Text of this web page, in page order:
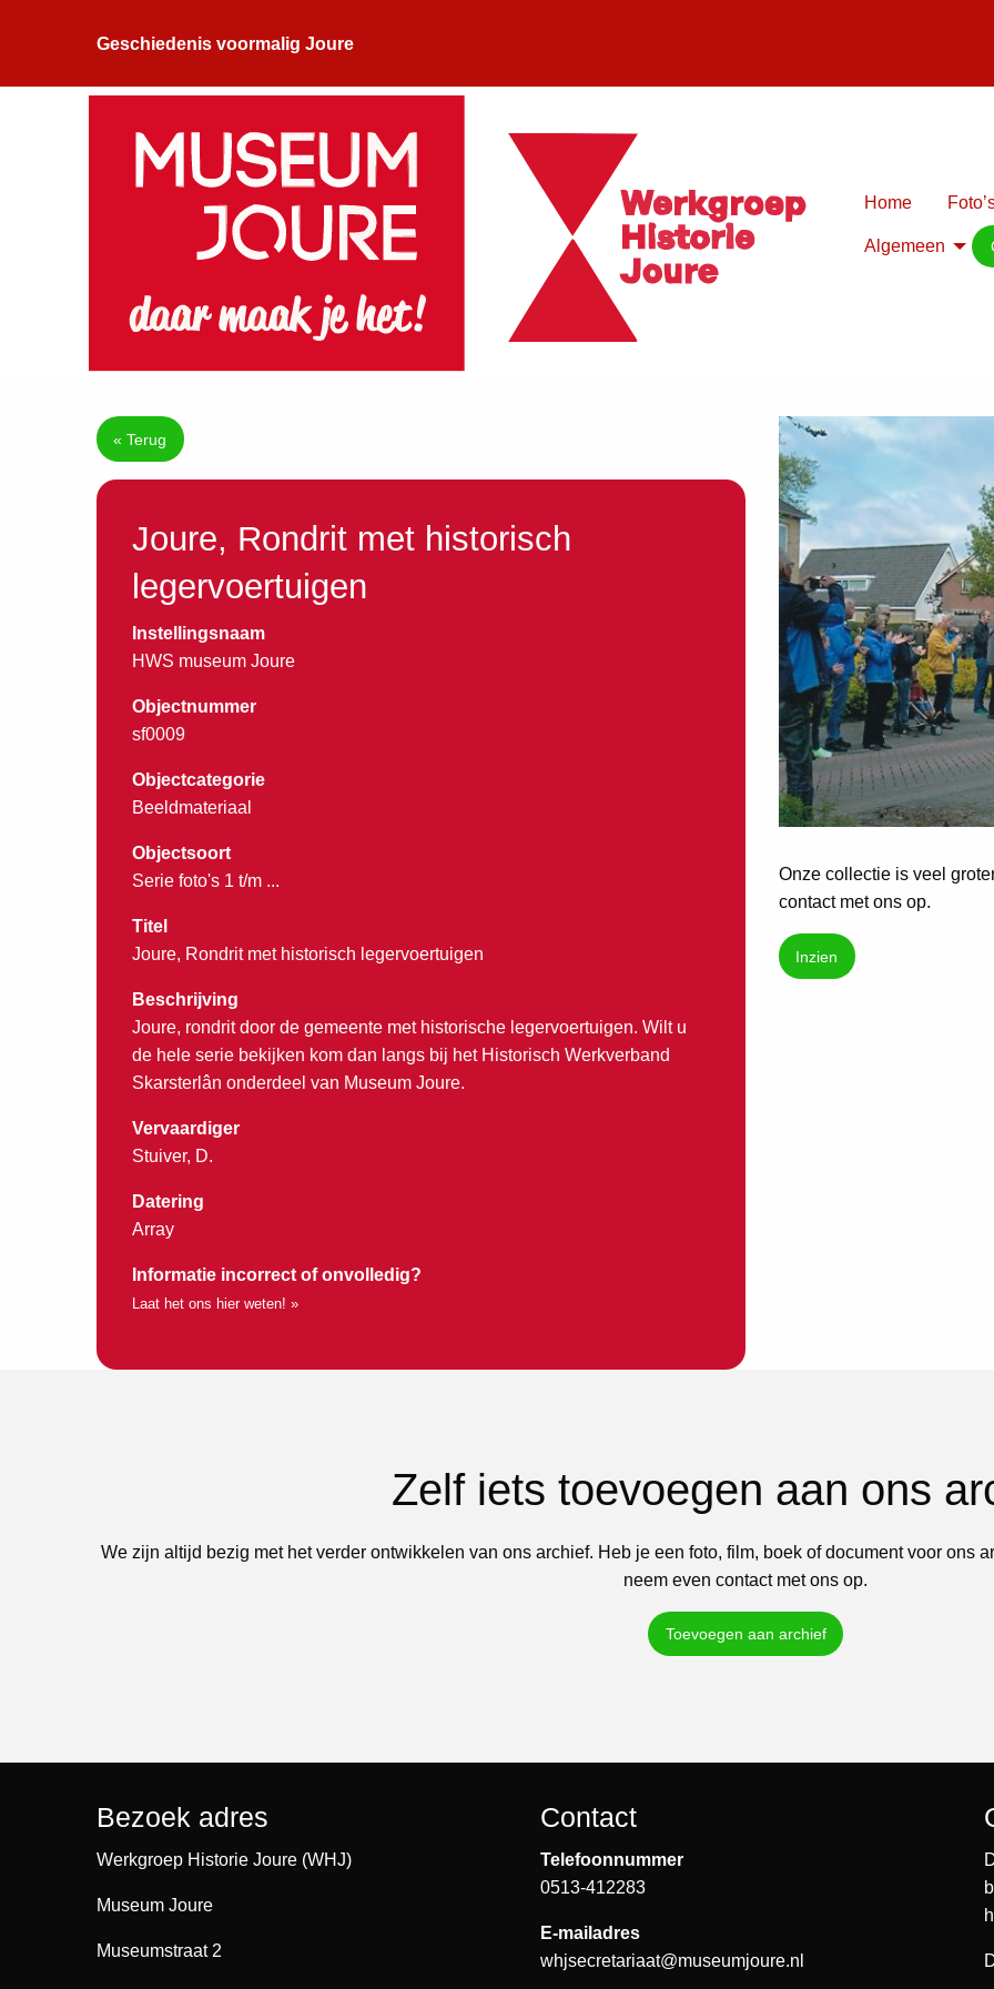
Geschiedenis voormalig Joure
Home
Algemeen
« Terug
Joure, Rondrit met historisch
legervoertuigen
Instellingsnaam
HWS museum Joure
Objectnummer
sf0009
Objectcategorie
Beeldmateriaal
Objectsoort
Serie foto's 1 t/m ...
Titel
Joure, Rondrit met historisch legervoertuigen
Beschrijving
Joure, rondrit door de gemeente met historische legervoertuigen. Wilt u
de hele serie bekijken kom dan langs bij het Historisch Werkverband
Skarsterlân onderdeel van Museum Joure.
Vervaardiger
Stuiver, D.
Datering
Array
Informatie incorrect of onvolledig?
Laat het ons hier weten! »
Onze collectie is veel
contact met ons op.
Inzien
Zelf iets toevoegen aan ons
We zijn altijd bezig met het verder ontwikkelen van ons archief. Heb je een foto, film, boek of document voor ons
neem even contact met ons op.
Toevoegen aan archief
Bezoek adres
Werkgroep Historie Joure (WHJ)
Museum Joure
Museumstraat 2
Contact
Telefoonnummer
0513-412283
E-mailadres
whjsecretariaat@museumjoure.nl